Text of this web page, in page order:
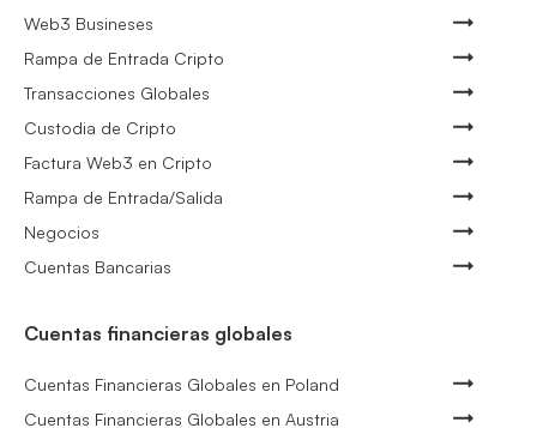
Web3 Busineses
Rampa de Entrada Cripto
Transacciones Globales
Custodia de Cripto
Factura Web3 en Cripto
Rampa de Entrada/Salida
Negocios
Cuentas Bancarias
Cuentas financieras globales
Cuentas Financieras Globales en Poland
Cuentas Financieras Globales en Austria